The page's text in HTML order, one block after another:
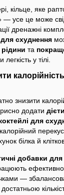
кільце, яке
— усе це може
дренажні
схуднення
та
у тілі.
знизити
додати
для
білка й
добавки
ефективно
—